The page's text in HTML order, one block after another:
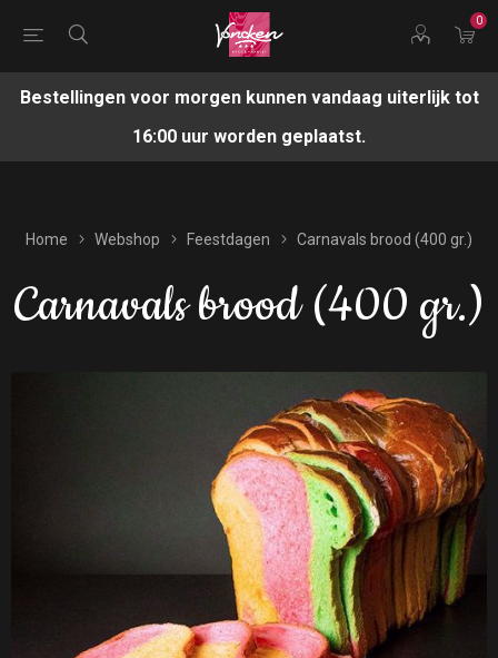
0
Bestellingen voor morgen kunnen vandaag uiterlijk tot
16:00 uur worden geplaatst.
Home Webshop Feestdagen Carnavals brood (400 gr.)
Carnavals brood (400 gr.)